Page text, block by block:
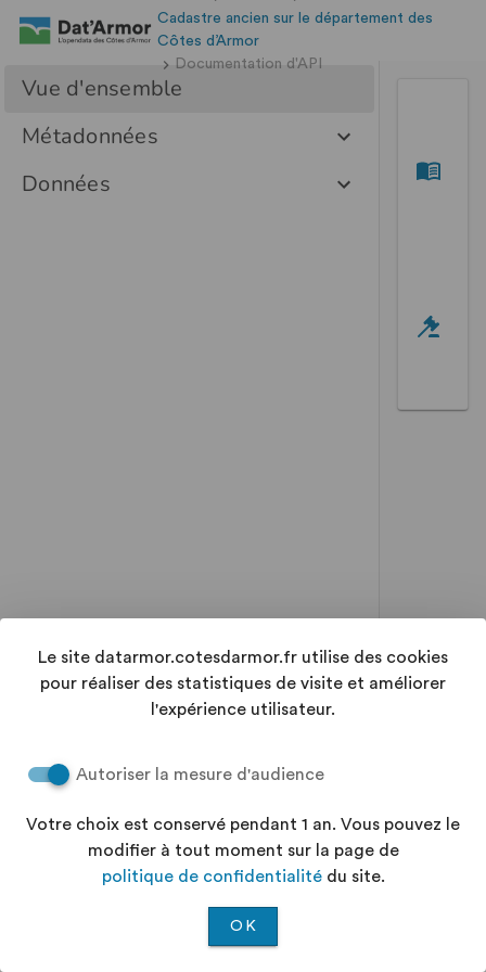
Cadastre ancien sur le département des
Côtes d’Armor
Documentation d'API
Le site datarmor.cotesdarmor.fr utilise des cookies
pour réaliser des statistiques de visite et améliorer
l'expérience utilisateur.
Autoriser la mesure d'audience
Votre choix est conservé pendant 1 an. Vous pouvez le
modifier à tout moment sur la page de
politique de confidentialitédu site.
OK